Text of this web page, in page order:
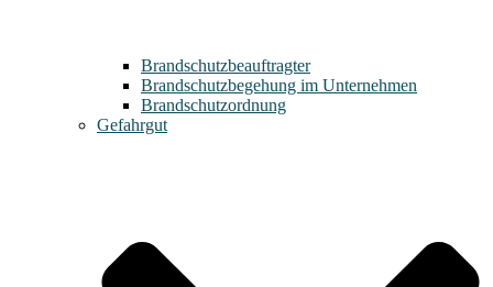
Brandschutzbeauftragter
Brandschutzbegehung im Unternehmen
Brandschutzordnung
Gefahrgut